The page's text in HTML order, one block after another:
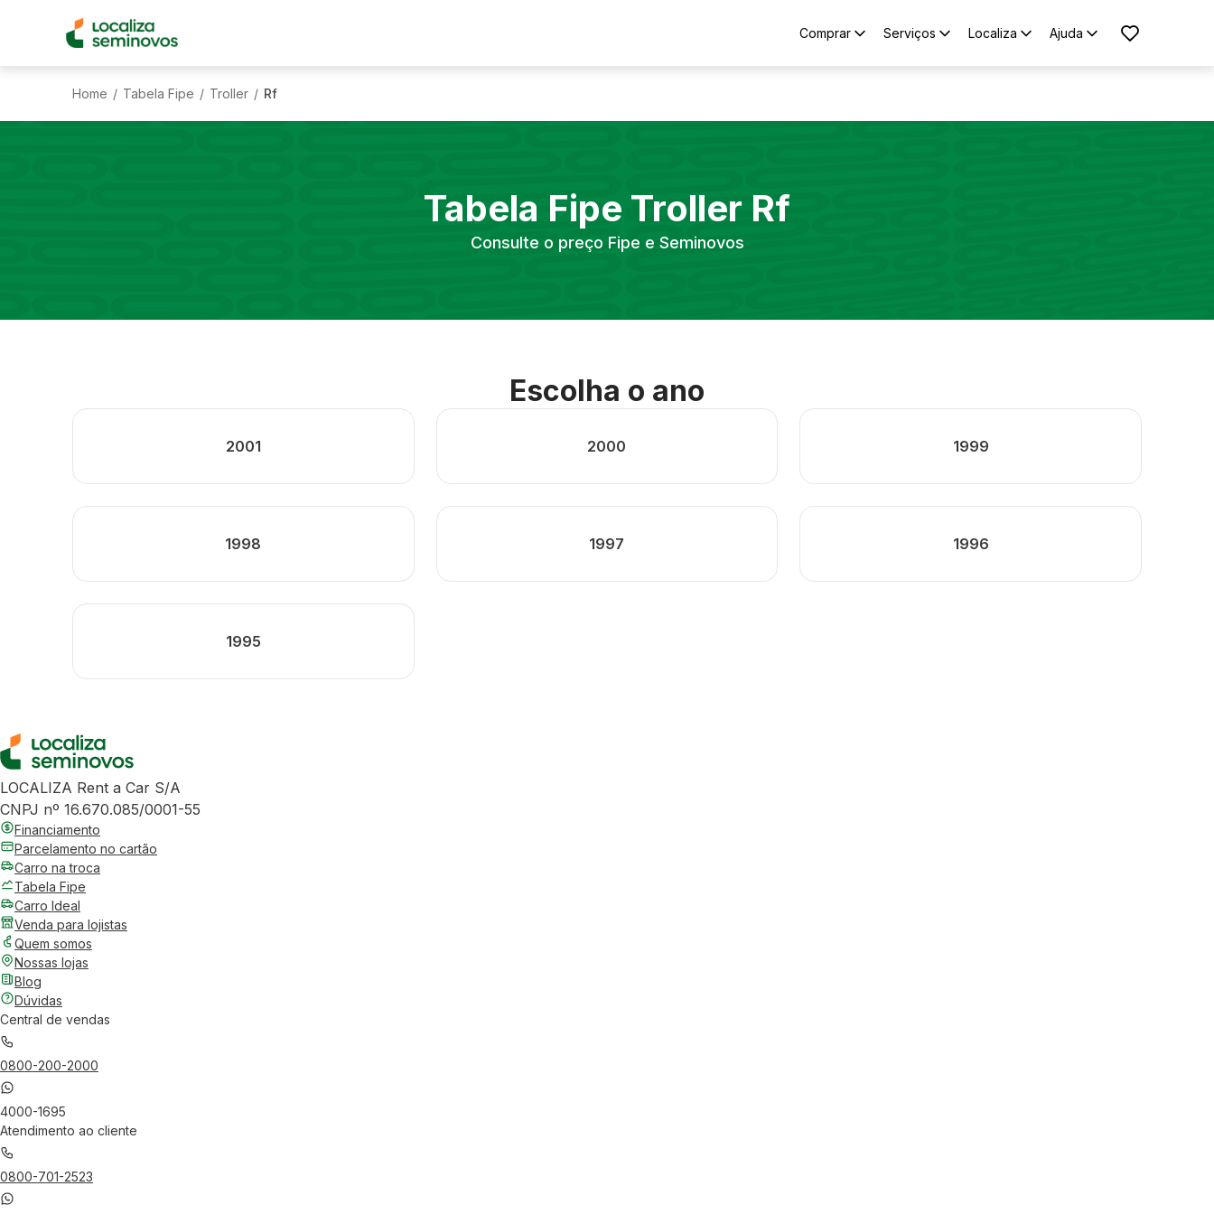
Comprar Serviços Localiza Ajuda
Home / Tabela Fipe / Troller / Rf
Tabela Fipe Troller Rf
Consulte o preço Fipe e Seminovos
Escolha o ano
2001 2000 1999
1998 1997 1996
1995
LOCALIZA Rent a Car S/A
CNPJ nº 16.670.085/0001-55
Financiamento
Parcelamento no cartão
Carro na troca
Tabela Fipe
Carro Ideal
Venda para lojistas
Quem somos
Nossas lojas
Blog
Dúvidas
Central de vendas
0800-200-2000
4000-1695
Atendimento ao cliente
0800-701-2523